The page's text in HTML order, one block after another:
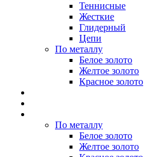
Теннисные
Жесткие
Глидерный
Цепи
По металлу
Белое золото
Желтое золото
Красное золото
По металлу
Белое золото
Желтое золото